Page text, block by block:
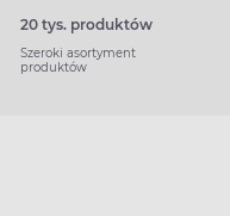
20 tys. produktów
Szeroki asortyment
produktów